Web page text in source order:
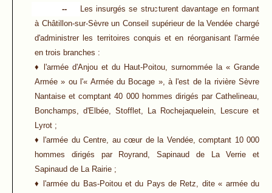
--
Les insurgés se structurent davantage en formant
à Châtillon-sur-Sèvre un Conseil supérieur de la Vendée chargé
d'administrer les territoires conquis et en réorganisant l'armée
en trois branches :
♦ l'armée d'Anjou et du Haut-Poitou, surnommée la « Grande
Armée » ou l'« Armée du Bocage », à l'est de la rivière Sèvre
Nantaise et comptant 40 000 hommes dirigés par Cathelineau,
Bonchamps, d'Elbée, Stofflet, La Rochejaquelein, Lescure et
Lyrot ;
♦ l'armée du Centre, au cœur de la Vendée, comptant 10 000
hommes dirigés par Royrand, Sapinaud de La Verrie et
Sapinaud de La Rairie ;
♦ l'armée du Bas-Poitou et du Pays de Retz, dite « armée du